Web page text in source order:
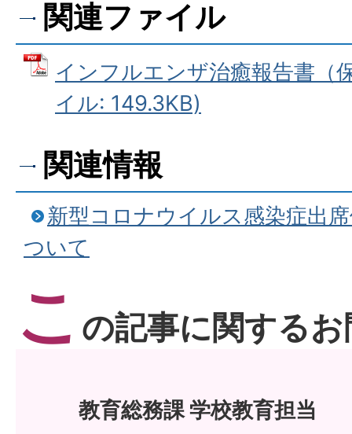
関連ファイル
インフルエンザ治癒報告書（
イル: 149.3KB)
関連情報
新型コロナウイルス感染症出
ついて
こ の記事に関する
教育総務課 学校教育担当